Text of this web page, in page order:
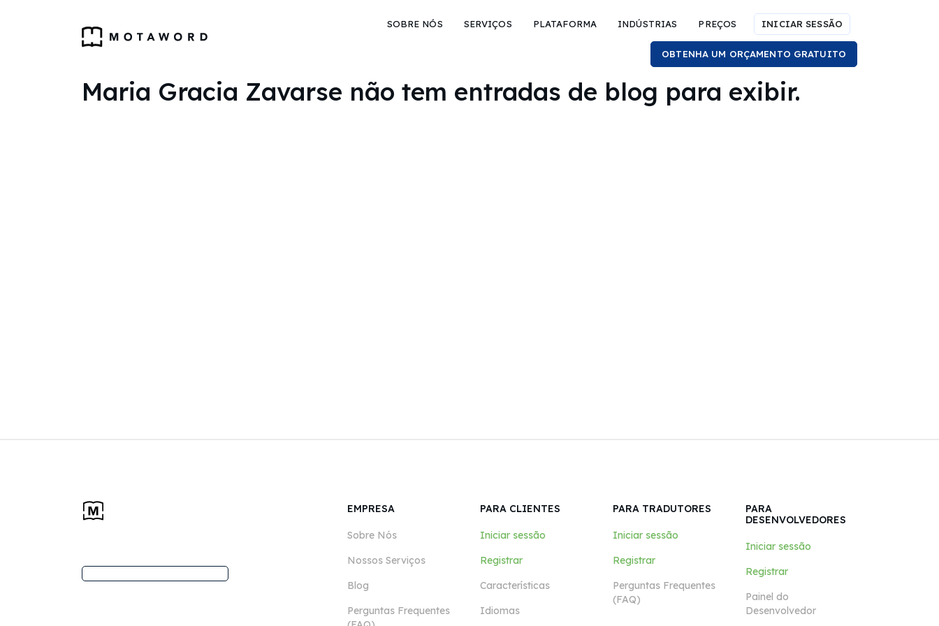
SOBRE NÓS SERVIÇOS PLATAFORMA INDÚSTRIAS PREÇOS INICIAR SESSÃO
OBTENHA UM ORÇAMENTO GRATUITO
Maria Gracia Zavarse não tem entradas de blog para exibir.
EMPRESA
Sobre Nós
Nossos Serviços
Blog
Perguntas Frequentes
PARA CLIENTES
Iniciar sessão
Registrar
Características
Idiomas
PARA TRADUTORES
Iniciar sessão
Registrar
Perguntas Frequentes
(FAQ)
PARA
DESENVOLVEDORES
Iniciar sessão
Registrar
Painel do
Desenvolvedor